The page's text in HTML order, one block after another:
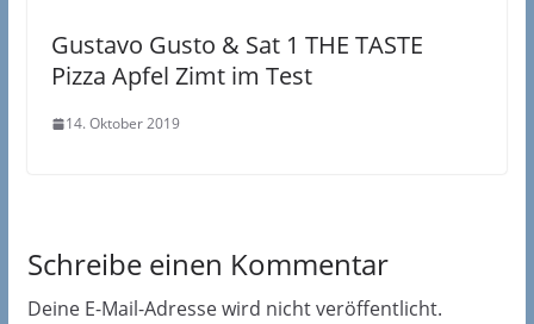
Gustavo Gusto & Sat 1 THE TASTE
Pizza Apfel Zimt im Test
14. Oktober 2019
Schreibe einen Kommentar
Deine E-Mail-Adresse wird nicht veröffentlicht.